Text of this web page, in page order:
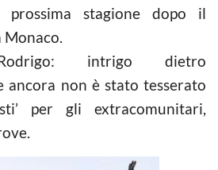
stagione dopo il
Rodrigo: intrigo dietro
ancora non è stato tesserato
per gli extracomunitari,